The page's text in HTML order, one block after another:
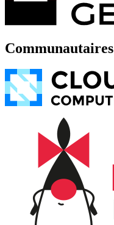
Communautaires